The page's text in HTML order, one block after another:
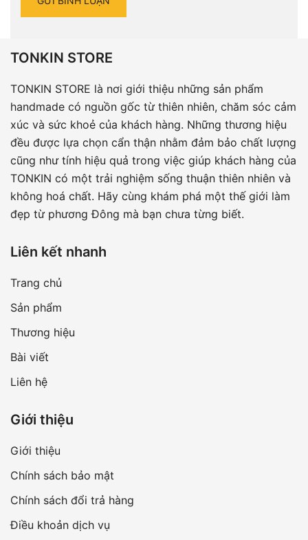
TONKIN STORE
TONKIN STORE là nơi giới thiệu những sản phẩm
handmade có nguồn gốc từ thiên nhiên, chăm sóc cảm
xúc và sức khoẻ của khách hàng. Những thương hiệu
đều được lựa chọn cẩn thận nhằm đảm bảo chất lượng
cũng như tính hiệu quả trong việc giúp khách hàng của
TONKIN có một trải nghiệm sống thuận thiên nhiên và
không hoá chất. Hãy cùng khám phá một thế giới làm
đẹp từ phương Đông mà bạn chưa từng biết.
Liên kết nhanh
Trang chủ
Sản phẩm
Thương hiệu
Bài viết
Liên hệ
Giới thiệu
Giới thiệu
Chính sách bảo mật
Chính sách đổi trả hàng
Điều khoản dịch vụ